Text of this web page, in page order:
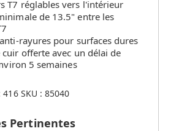
T7 réglables vers l'intérieur
de 13.5" entre les
rayures pour surfaces dures
offerte avec un délai de
5 semaines
416 SKU :85040
Pertinentes